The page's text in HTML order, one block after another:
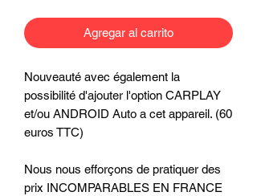
Agregar al carrito
Nouveauté avec également la
possibilité d'ajouter l'option CARPLAY
et/ou ANDROID Auto a cet appareil. (60
euros TTC)
Nous nous efforçons de pratiquer des
prix INCOMPARABLES EN FRANCE